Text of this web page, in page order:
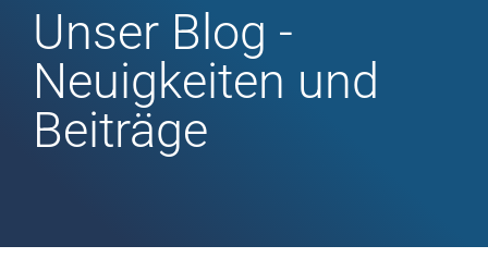
Unser Blog -
Neuigkeiten und
Beiträge